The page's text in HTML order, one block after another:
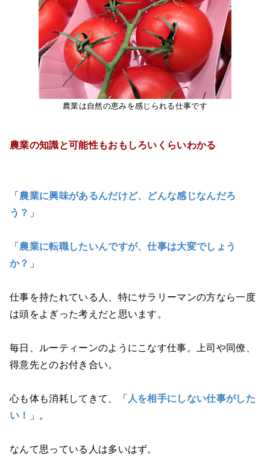
農業は自然の恵みを感じられる仕事です
農業の知識と可能性もおもしろいくらいわかる
「 農業に興味があるんだけど、どんな感じなんだろ
う？ 」
「 農業に転職したいんですが、仕事は大変でしょう
か？ 」
仕事を持たれている人、特にサラリーマンの方なら一度
は頭をよぎった考えだと思います。
毎日、ルーティーンのようにこなす仕事。上司や同僚、
得意先とのお付き合い。
心も体も消耗してきて、「 人を相手にしない仕事がした
い！
」。
なんて思っている人は多いはず。